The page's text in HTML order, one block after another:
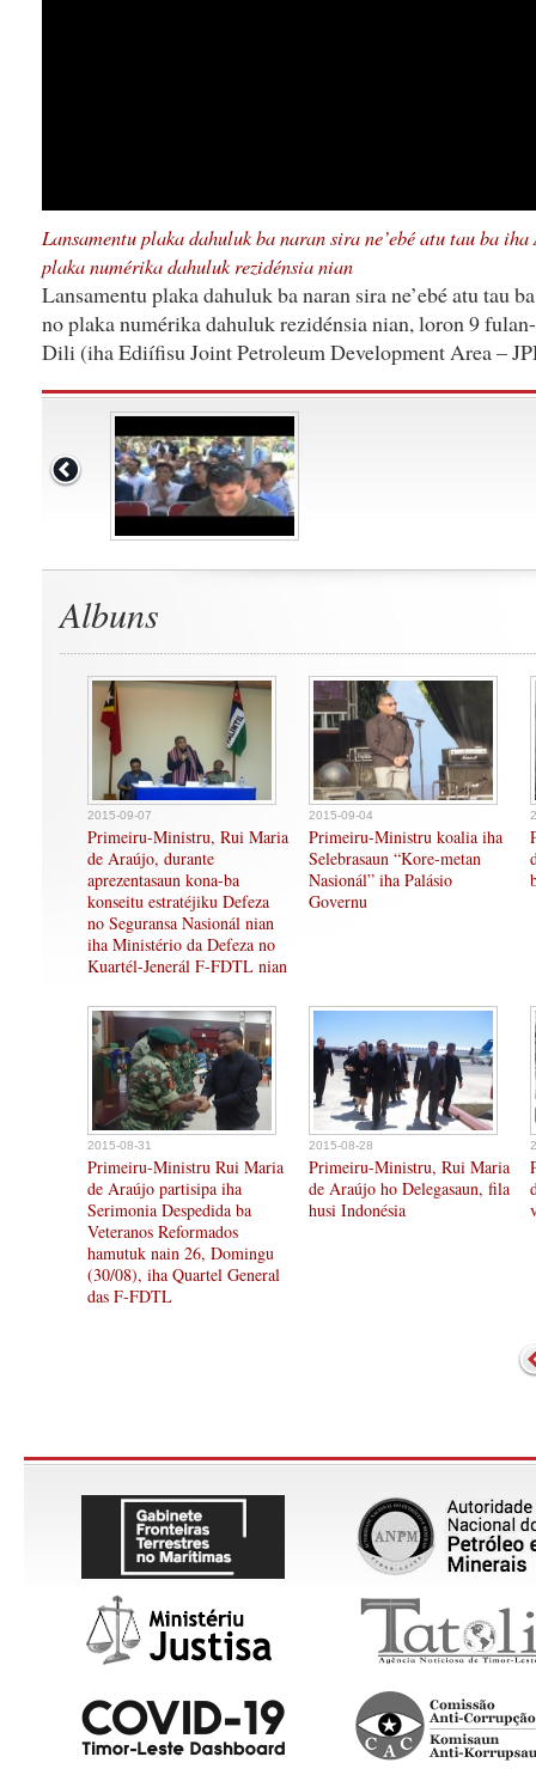
Lansamentu plaka dahuluk ba naran sira ne’ebé atu tau ba
plaka numérika dahuluk rezidénsia nian
Lansamentu plaka dahuluk ba naran sira ne’ebé atu tau
no plaka numérika dahuluk rezidénsia nian, loron 9
Dili (iha Ediífisu Joint Petroleum Development Area –
Albuns
2015-09-07
Primeiru-Ministru, Rui Maria
de Araújo, durante
aprezentasaun kona-ba
konseitu estratéjiku Defeza
no Seguransa Nasionál nian
iha Ministério da Defeza no
Kuartél-Jenerál F-FDTL nian
2015-09-04
Primeiru-Ministru koalia iha
Selebrasaun “Kore-metan
Nasionál” iha Palásio
Governu
2015-08-31
Primeiru-Ministru Rui Maria
de Araújo partisipa iha
Serimonia Despedida ba
Veteranos Reformados
hamutuk nain 26, Domingu
(30/08), iha Quartel General
das F-FDTL
2015-08-28
Primeiru-Ministru, Rui Maria
de Araújo ho Delegasaun, fila
husi Indonésia